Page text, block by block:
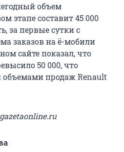
объем
этапе составит 45 000
за первые сутки с
заказов на ё-мобили
сайте показал, что
50 000, что
продаж Renault